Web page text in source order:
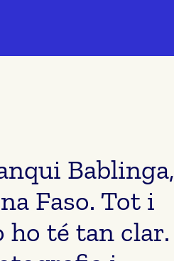
Bablinga,
Faso. Tot i
ho té tan clar.